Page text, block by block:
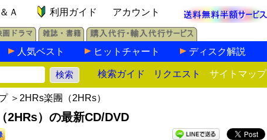
Ａ 利用ガイド アカウント
人気ベスト ヒットチャート ディスク解説
検索ガイド リクエスト サイトマップ
＞2HRs楽團（2HRs）
2HRs）の最新CD/DVD